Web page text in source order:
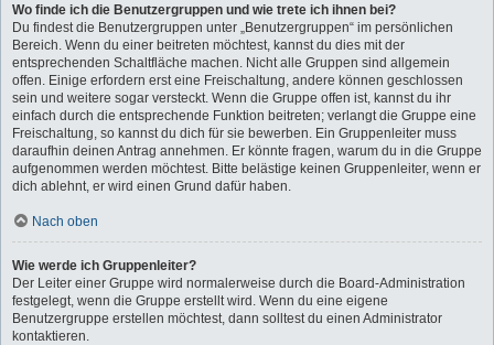
Wo finde ich die Benutzergruppen und wie trete ich ihnen bei?
Du findest die Benutzergruppen unter „Benutzergruppen“ im persönlichen
Bereich. Wenn du einer beitreten möchtest, kannst du dies mit der
entsprechenden Schaltfläche machen. Nicht alle Gruppen sind allgemein
offen. Einige erfordern erst eine Freischaltung, andere können geschlossen
sein und weitere sogar versteckt. Wenn die Gruppe offen ist, kannst du ihr
einfach durch die entsprechende Funktion beitreten; verlangt die Gruppe eine
Freischaltung, so kannst du dich für sie bewerben. Ein Gruppenleiter muss
daraufhin deinen Antrag annehmen. Er könnte fragen, warum du in die Gruppe
aufgenommen werden möchtest. Bitte belästige keinen Gruppenleiter, wenn er
dich ablehnt, er wird einen Grund dafür haben.
Nach oben
Wie werde ich Gruppenleiter?
Der Leiter einer Gruppe wird normalerweise durch die Board-Administration
festgelegt, wenn die Gruppe erstellt wird. Wenn du eine eigene
Benutzergruppe erstellen möchtest, dann solltest du einen Administrator
kontaktieren.